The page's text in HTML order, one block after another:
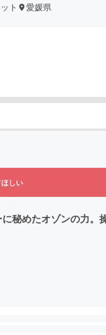
ト 愛媛県
しい
秘めたオゾンの力